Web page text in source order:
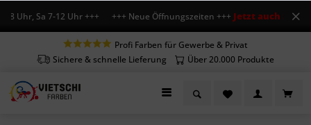
Uhr, Sa 7-12 Uhr +++ +++ Neue Öffnungszeiten +++Jetzt auch Sa
Profi Farben für Gewerbe & Privat
Sichere & schnelle Lieferung
Über 20.000 Produkte